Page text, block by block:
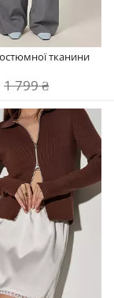
тканини
1 799 ₴